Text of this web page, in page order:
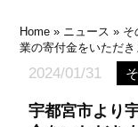
Home » ニュース » そ
業の寄付金をいただき
2024/01/31
宇都宮市より